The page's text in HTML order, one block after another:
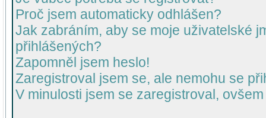
Proč jsem automaticky odhlášen?
Jak zabráním, aby se moje uživatelské
přihlášených?
Zapomněl jsem heslo!
Zaregistroval jsem se, ale nemohu se
V minulosti jsem se zaregistroval,